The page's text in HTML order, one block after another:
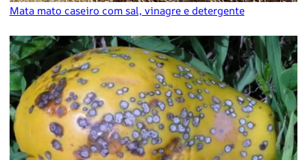
Mata mato caseiro com sal, vinagre e detergente